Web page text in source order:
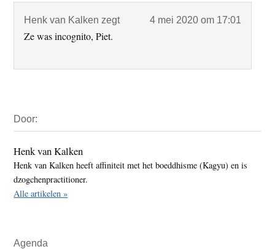
Henk van Kalken zegt 4 mei 2020 om 17:01
Ze was incognito, Piet.
Sidebar
Door:
Henk van Kalken
Henk van Kalken heeft affiniteit met het boeddhisme (Kagyu) en is
dzogchenpractitioner.
Alle artikelen »
Agenda